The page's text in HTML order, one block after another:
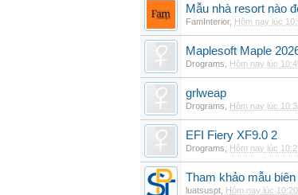
Mẫu nhà resort nào
FamInterior, Hôm nay lúc
Maplesoft Maple
Drograms Hôm nay lúc
grlweap
Drograms Hôm nay lúc
EFI Fiery XF9.0 2
Drograms Hôm nay lúc
Tham khảo mẫu
luatsuspt Hôm nay lúc 10:20